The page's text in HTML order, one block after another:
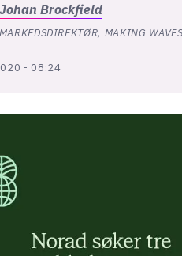
Johan Brockfield
MARKEDSDIREKTØR, MAKING
- 08:24